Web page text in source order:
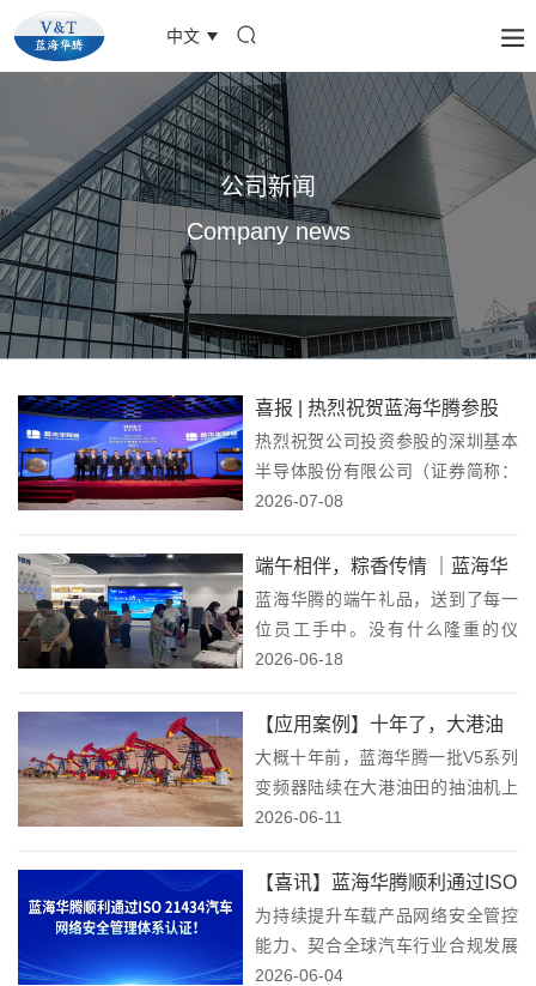
中文
公司新闻
Company news
喜报 | 热烈祝贺蓝海华腾参股
公司基本半导体登陆港交所！
热烈祝贺公司投资参股的深圳基本
半导体股份有限公司（证券简称：
基本半导体；股票代码：
所主板，成为港股市场“碳化硅芯片
第一股”，为国内第三代半导体功率
器件赛道注入增长...
2026-07-08
端午相伴，粽香传情 ｜蓝海华
腾为全体员工们送上端午祝
福！
蓝海华腾的端午礼品，送到了每一
位员工手中。没有什么隆重的仪
式，就是一份实打实的心意——让
来，感受一下"过节"这件事。节
日，不只是放假，说实话，我们一
直觉得，发礼品这件事，不...
2026-06-18
【应用案例】十年了，大港油
田那批抽油机上的蓝海华腾V5
系列变频器，还在跑！
大概十年前，蓝海华腾一批V5系列
变频器陆续在大港油田的抽油机上
投运。当时也没什么特别的仪式，
线。谁也没想到，这一上线，就是
十年。抽油机（俗称"磕头机"）是
这里最常见的设备，...
2026-06-11
【喜讯】蓝海华腾顺利通过ISO
21434汽车网络安全管理体系
认证！
为持续提升车载产品网络安全管控
能力、契合全球汽车行业合规发展
要求，蓝海华腾于2025年11月启动
2026-06-04